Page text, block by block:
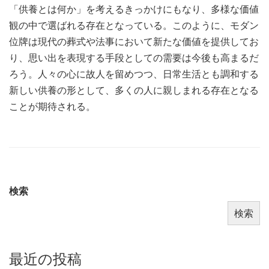
「供養とは何か」を考えるきっかけにもなり、多様な価値
観の中で選ばれる存在となっている。このように、モダン
位牌は現代の葬式や法事において新たな価値を提供してお
り、思い出を表現する手段としての需要は今後も高まるだ
ろう。人々の心に故人を留めつつ、日常生活とも調和する
新しい供養の形として、多くの人に親しまれる存在となる
ことが期待される。
検索
検索
最近の投稿